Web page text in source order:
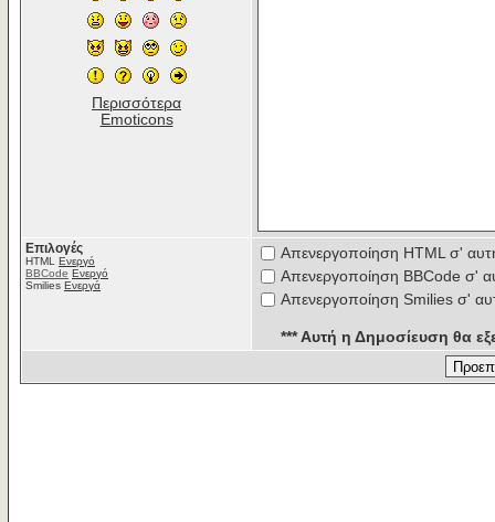
Περισσότερα
Emoticons
Επιλογές
HTML Ενεργό
BBCode Ενεργό
Smilies Ενεργά
Απενεργοποίηση HTML σ'
Απενεργοποίηση BBCode σ'
Απενεργοποίηση Smilies σ'
*** Αυτή η Δημοσίευση θα